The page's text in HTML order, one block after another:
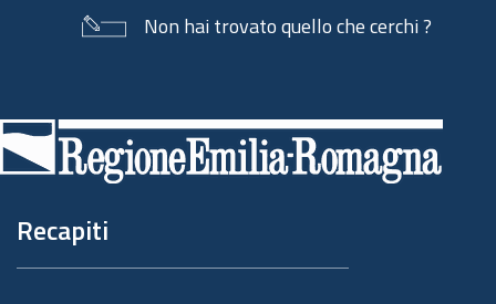
Non hai trovato quello che cerchi ?
di
pagina
Recapiti